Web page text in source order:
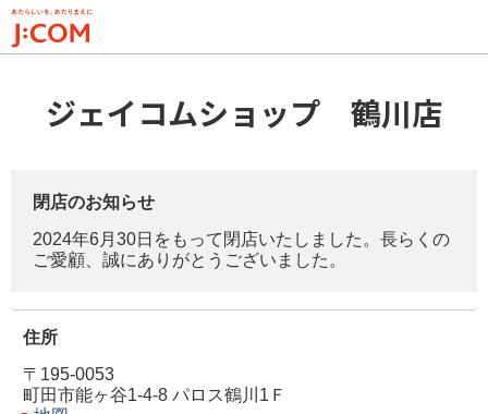
メ
イ
ジェイコムショップ 鶴川店
閉店のお知らせ
2024年6月30日をもって閉店いたしました。長らくの
ご愛顧、誠にありがとうございました。
住所
〒195-0053
町田市能ヶ谷1-4-8 パロス鶴川1Ｆ